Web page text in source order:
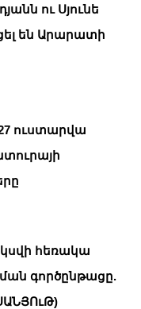
ու Սյունե
են Արարատի
ուստարվա
հեռակա
գործընթացը.